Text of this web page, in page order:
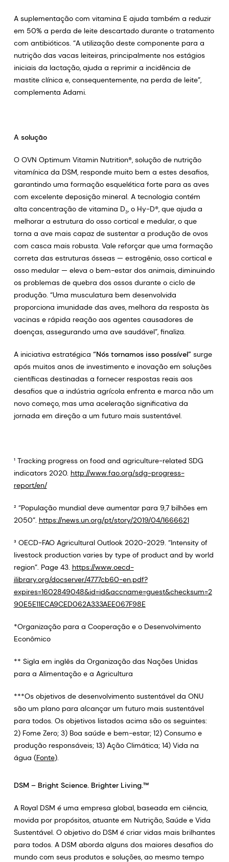
A suplementação com vitamina E ajuda também a reduzir
em 50% a perda de leite descartado durante o tratamento
com antibióticos. “A utilização deste componente para a
nutrição das vacas leiteiras, principalmente nos estágios
iniciais da lactação, ajuda a reprimir a incidência de
mastite clínica e, consequentemente, na perda de leite”,
complementa Adami.
A solução
O OVN Optimum Vitamin Nutrition®, solução de nutrição
vitamínica da DSM, responde muito bem a estes desafios,
garantindo uma formação esquelética forte para as aves
com excelente deposição mineral. A tecnologia contém
alta concentração de vitamina D3, o Hy-D®, que ajuda a
melhorar a estrutura do osso cortical e medular, o que
torna a ave mais capaz de sustentar a produção de ovos
com casca mais robusta. Vale reforçar que uma formação
correta das estruturas ósseas — estrogênio, osso cortical e
osso medular — eleva o bem-estar dos animais, diminuindo
os problemas de quebra dos ossos durante o ciclo de
produção. “Uma musculatura bem desenvolvida
proporciona imunidade das aves, melhora da resposta às
vacinas e rápida reação aos agentes causadores de
doenças, assegurando uma ave saudável”, finaliza.
A iniciativa estratégica “Nós tornamos isso possível” surge
após muitos anos de investimento e inovação em soluções
científicas destinadas a fornecer respostas reais aos
desafios que a indústria agrícola enfrenta e marca não um
novo começo, mas uma aceleração significativa da
jornada em direção a um futuro mais sustentável.
¹ Tracking progress on food and agriculture-related SDG
indicators 2020. http://www.fao.org/sdg-progress-
report/en/
² “População mundial deve aumentar para 9,7 bilhões em
2050”. https://news.un.org/pt/story/2019/04/1666621
³ OECD-FAO Agricultural Outlook 2020-2029. “Intensity of
livestock production varies by type of product and by world
region”. Page 43. https://www.oecd-
ilibrary.org/docserver/4777cb60-en.pdf?
expires=1602849048&id=id&accname=guest&checksum=2
90E5E11ECA9CED062A333AEE067F98E
*Organização para a Cooperação e o Desenvolvimento
Econômico
** Sigla em inglês da Organização das Nações Unidas
para a Alimentação e a Agricultura
***Os objetivos de desenvolvimento sustentável da ONU
são um plano para alcançar um futuro mais sustentável
para todos. Os objetivos listados acima são os seguintes:
2) Fome Zero; 3) Boa saúde e bem-estar; 12) Consumo e
produção responsáveis; 13) Ação Climática; 14) Vida na
água (Fonte).
DSM – Bright Science. Brighter Living.™
A Royal DSM é uma empresa global, baseada em ciência,
movida por propósitos, atuante em Nutrição, Saúde e Vida
Sustentável. O objetivo do DSM é criar vidas mais brilhantes
para todos. A DSM aborda alguns dos maiores desafios do
mundo com seus produtos e soluções, ao mesmo tempo